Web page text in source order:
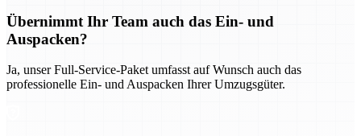
Übernimmt Ihr Team auch das Ein- und
Auspacken?
Ja, unser Full-Service-Paket umfasst auf Wunsch auch das
professionelle Ein- und Auspacken Ihrer Umzugsgüter.